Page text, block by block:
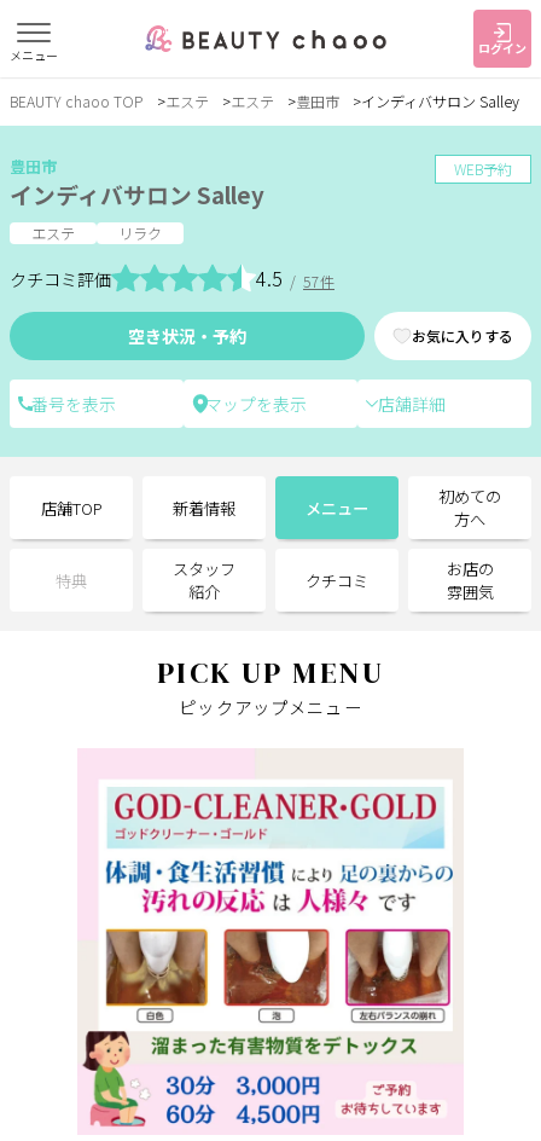
メニュー ログイン
すでに会員の方 はじめてご利用の方
ジャンルで探す
ヘア・メイク ネイル・まつげ エステ
リラク・整体
スクール・
トレーニング
メンズ
大人女子トピック ランキング
プライバシーポリシー
サイトマップ
お知らせ
お問い合わせ
掲載のご案内
掲載の申込み
掲載店様ログイン
閉じる
BEAUTY chaoo TOP エステ エステ 豊田市 インディバサロン Salley
豊田市
インディバサロン Salley
エステ リラク
空き状況・予約 お気に入りする
クチコミ評価 4.5 / 57件
店舗詳細
WEB予約
店舗TOP 新着情報 メニュー
初めての
方へ
特典
スタッフ
紹介
クチコミ
お店の
雰囲気
PICK UP MENU
ピックアップメニュー